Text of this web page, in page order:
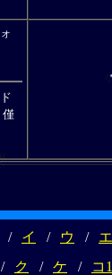
僅
/ イ / ウ / エ
/ ク / ケ / コ1